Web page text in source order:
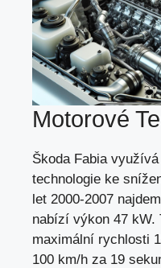
Motorové
Škoda Fabia
technologie ke
let 2000-2007
nabízí výkon 47 kW.
maximální rychlosti
100 km/h za 19